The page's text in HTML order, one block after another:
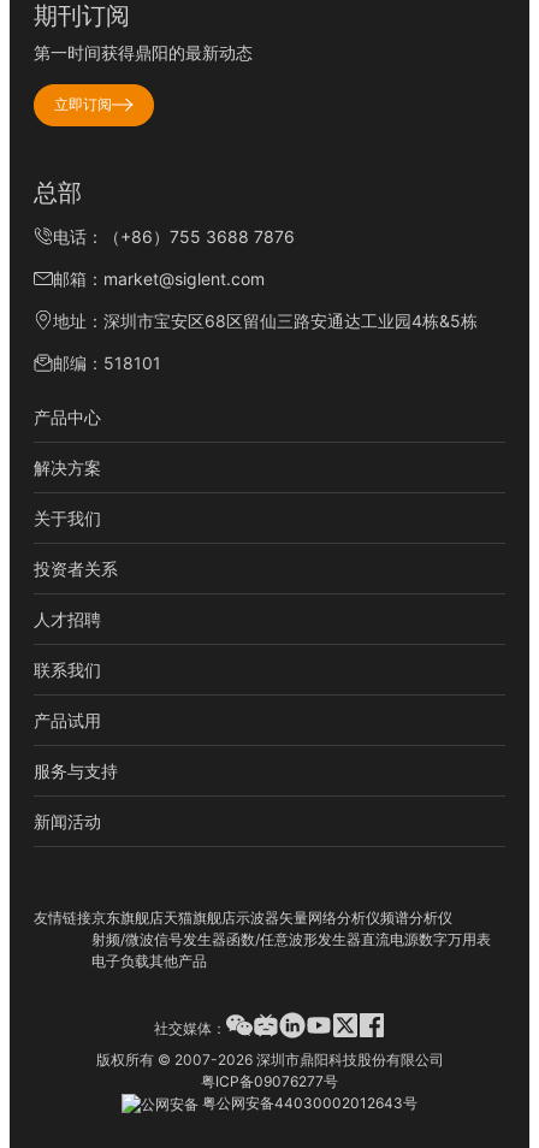
期刊订阅
第一时间获得鼎阳的最新动态
立即订阅
总部
电话：（+86）755 3688 7876
邮箱：market@siglent.com
地址：深圳市宝安区68区留仙三路安通达工业园4栋&5栋
邮编：518101
产品中心
解决方案
关于我们
投资者关系
人才招聘
联系我们
产品试用
服务与支持
新闻活动
友情链接京东旗舰店天猫旗舰店示波器矢量网络分析仪频谱分析仪
射频/微波信号发生器函数/任意波形发生器直流电源数字万用表
电子负载其他产品
版权所有 © 2007-2026 深圳市鼎阳科技股份有限公司
粤ICP备09076277号
粤公网安备44030002012643号
社交媒体：